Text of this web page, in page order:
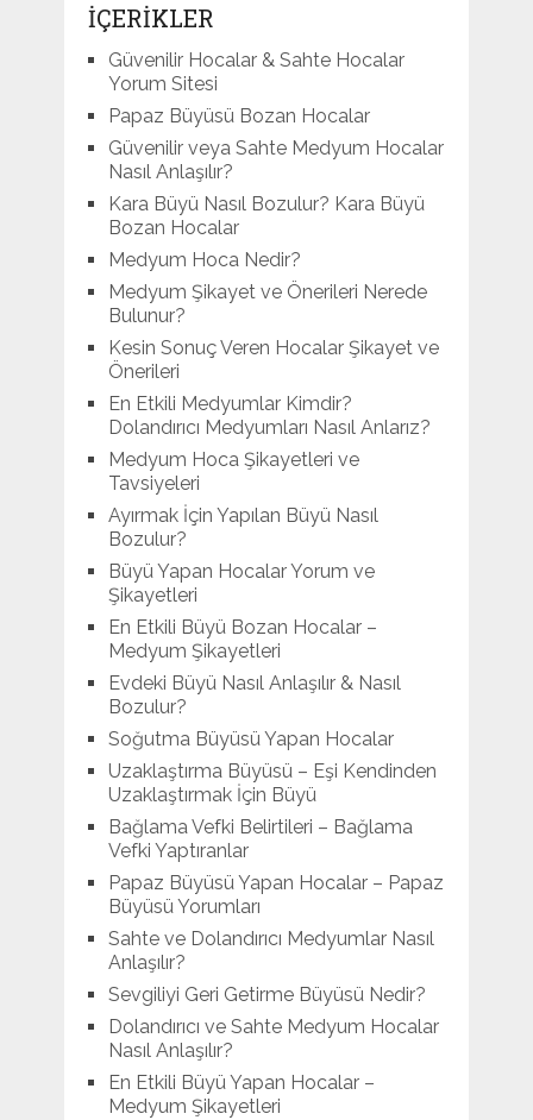
İÇERİKLER
Güvenilir Hocalar & Sahte Hocalar
Yorum Sitesi
Papaz Büyüsü Bozan Hocalar
Güvenilir veya Sahte Medyum Hocalar
Nasıl Anlaşılır?
Kara Büyü Nasıl Bozulur? Kara Büyü
Bozan Hocalar
Medyum Hoca Nedir?
Medyum Şikayet ve Önerileri Nerede
Bulunur?
Kesin Sonuç Veren Hocalar Şikayet ve
Önerileri
En Etkili Medyumlar Kimdir?
Dolandırıcı Medyumları Nasıl Anlarız?
Medyum Hoca Şikayetleri ve
Tavsiyeleri
Ayırmak İçin Yapılan Büyü Nasıl
Bozulur?
Büyü Yapan Hocalar Yorum ve
Şikayetleri
En Etkili Büyü Bozan Hocalar –
Medyum Şikayetleri
Evdeki Büyü Nasıl Anlaşılır & Nasıl
Bozulur?
Soğutma Büyüsü Yapan Hocalar
Uzaklaştırma Büyüsü – Eşi Kendinden
Uzaklaştırmak İçin Büyü
Bağlama Vefki Belirtileri – Bağlama
Vefki Yaptıranlar
Papaz Büyüsü Yapan Hocalar – Papaz
Büyüsü Yorumları
Sahte ve Dolandırıcı Medyumlar Nasıl
Anlaşılır?
Sevgiliyi Geri Getirme Büyüsü Nedir?
Dolandırıcı ve Sahte Medyum Hocalar
Nasıl Anlaşılır?
En Etkili Büyü Yapan Hocalar –
Medyum Şikayetleri